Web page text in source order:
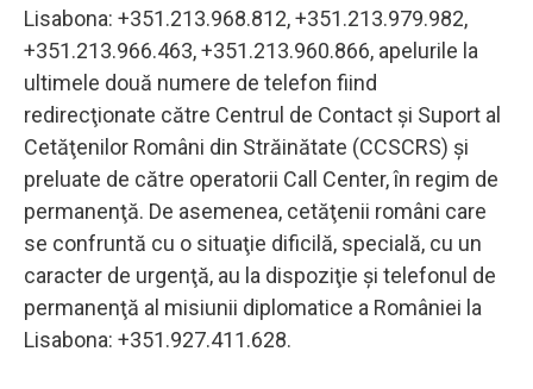
Lisabona: +351.213.968.812, +351.213.979.982,
+351.213.966.463, +351.213.960.866, apelurile la
ultimele două numere de telefon fiind
redirecţionate către Centrul de Contact şi Suport al
Cetăţenilor Români din Străinătate (CCSCRS) şi
preluate de către operatorii Call Center, în regim de
permanenţă. De asemenea, cetăţenii români care
se confruntă cu o situaţie dificilă, specială, cu un
caracter de urgenţă, au la dispoziţie şi telefonul de
permanenţă al misiunii diplomatice a României la
Lisabona: +351.927.411.628.